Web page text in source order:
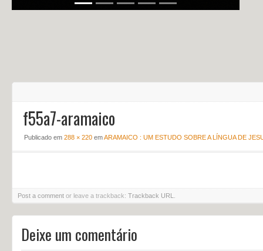
f55a7-aramaico
Publicado em 288 × 220 emARAMAICO : UM ESTUDO SOBRE A LÍNGUA DE
Post a comment or leave a trackback: Trackback URL
Deixe um comentário